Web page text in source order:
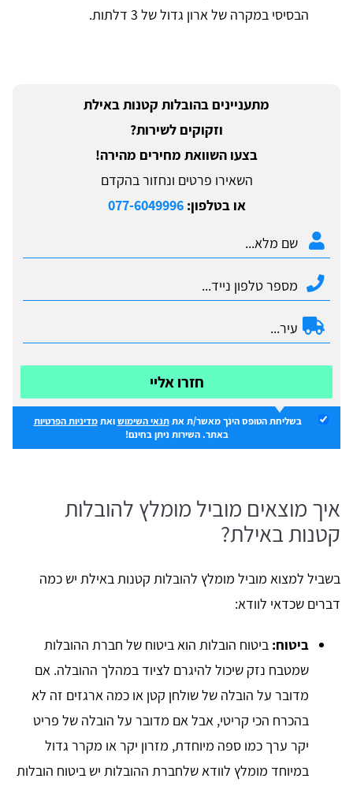
הבסיסי במקרה של ארון גדול של 3 דלתות.
מתעניינים בהובלות קטנות באילת
וזקוקים לשירות?
בצעו השוואת מחירים מהירה!
השאירו פרטים ונחזור בהקדם
או בטלפון:077-6049996
חזרו אליי
בשליחת הטופס הינך מאשר/ת אתתנאי השימושואתמדיניות הפרטיות
באתר. השירות ניתן בחינם!
איך מוצאים מוביל מומלץ להובלות
קטנות באילת?
בשביל למצוא מוביל מומלץ להובלות קטנות באילת יש כמה
דברים שכדאי לוודא:
ביטוח: ביטוח הובלות הוא ביטוח של חברת ההובלות
שמטבח נזק שיכול להיגרם לציוד במהלך ההובלה. אם
מדובר על הובלה של שולחן קטן או כמה ארגזים זה לא
בהכרח הכי קריטי, אבל אם מדובר על הובלה של פריט
יקר ערך כמו ספה מיוחדת, מזרון יקר או מקרר גדול
במיוחד מומלץ לוודא שלחברת ההובלות יש ביטוח הובלות